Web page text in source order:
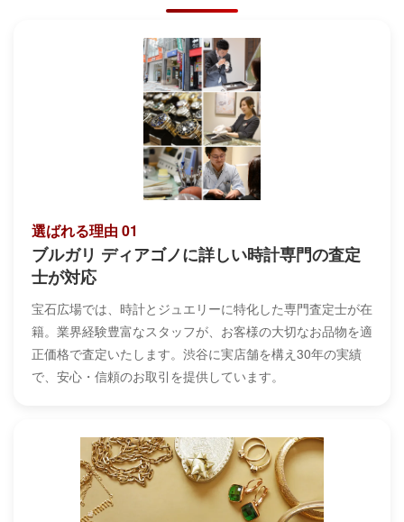
選ばれる理由 01
ブルガリ ディアゴノに詳しい時計専門の査定
士が対応
宝石広場では、時計とジュエリーに特化した専門査定士が在
籍。業界経験豊富なスタッフが、お客様の大切なお品物を適
正価格で査定いたします。渋谷に実店舗を構え30年の実績
で、安心・信頼のお取引を提供しています。